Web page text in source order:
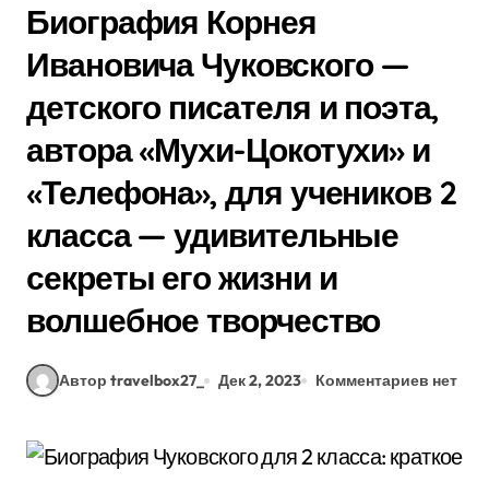
Биография Корнея
Ивановича Чуковского —
детского писателя и поэта,
автора «Мухи-Цокотухи» и
«Телефона», для учеников 2
класса — удивительные
секреты его жизни и
волшебное творчество
Автор travelbox27_ Дек 2, 2023 Комментариев нет